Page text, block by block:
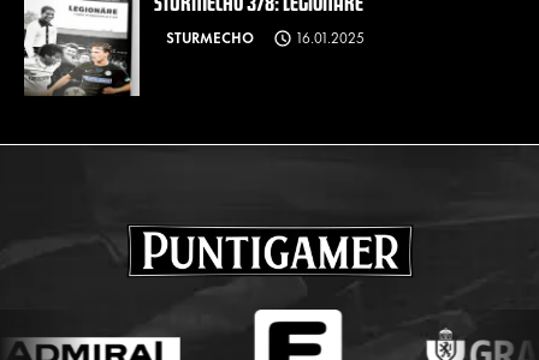
STURMECHO 16.01.2025